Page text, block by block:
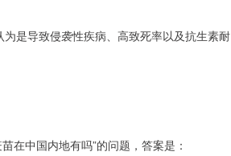
是导致侵袭性疾病、高致死率以及抗生素耐
在中国内地有吗”的问题，答案是：